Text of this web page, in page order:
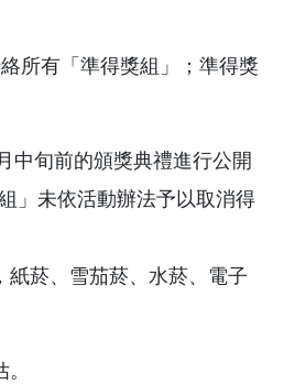
所有「準得獎組」；準得獎
中旬前的頒獎典禮進行公開
」未依活動辦法予以取消得
菸、雪茄菸、水菸、電子